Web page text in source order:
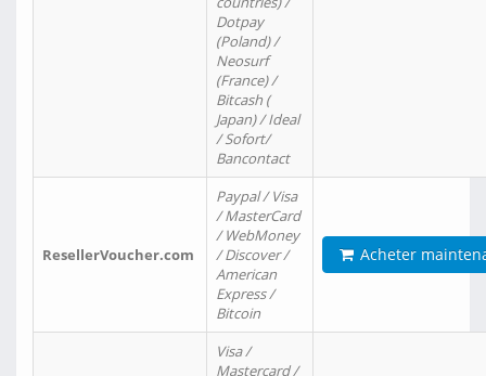
Dotpay
(Poland) /
Neosurf
(France) /
Bitcash (
Japan) / Ideal
/ Sofort/
Bancontact
ResellerVoucher.com
Paypal / Visa
/ MasterCard
/ WebMoney
/ Discover /
American
Express /
Bitcoin
Acheter
Visa /
Mastercard /